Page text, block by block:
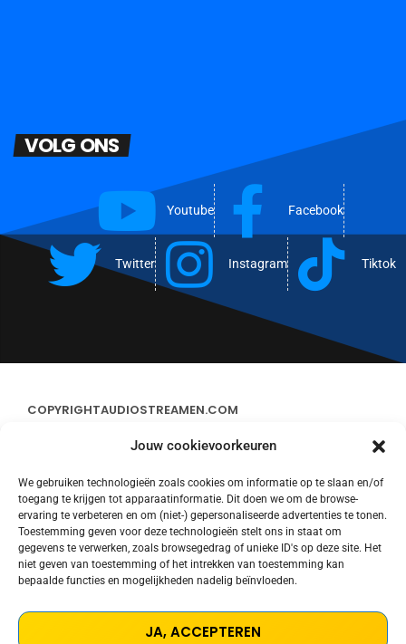
Jouw cookievoorkeuren
We gebruiken technologieën zoals cookies om informatie op te slaan en/of
toegang te krijgen tot apparaatinformatie. Dit doen we om de browse-
ervaring te verbeteren en om (niet-) gepersonaliseerde advertenties te tonen.
Toestemming geven voor deze technologieën stelt ons in staat om
gegevens te verwerken, zoals browsegedrag of unieke ID's op deze site. Het
niet geven van toestemming of het intrekken van toestemming kan
bepaalde functies en mogelijkheden nadelig beïnvloeden.
JA, ACCEPTEREN
VOLG ONS
Youtube Facebook
Twitter Instagram Tiktok
COPYRIGHTAUDIOSTREAMEN.COM
CONTACT
STREAMS